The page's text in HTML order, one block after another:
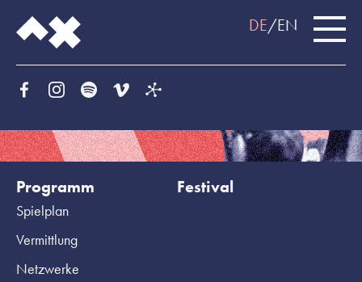
DE EN
Programm
Spielplan
Vermittlung
Netzwerke
Festival